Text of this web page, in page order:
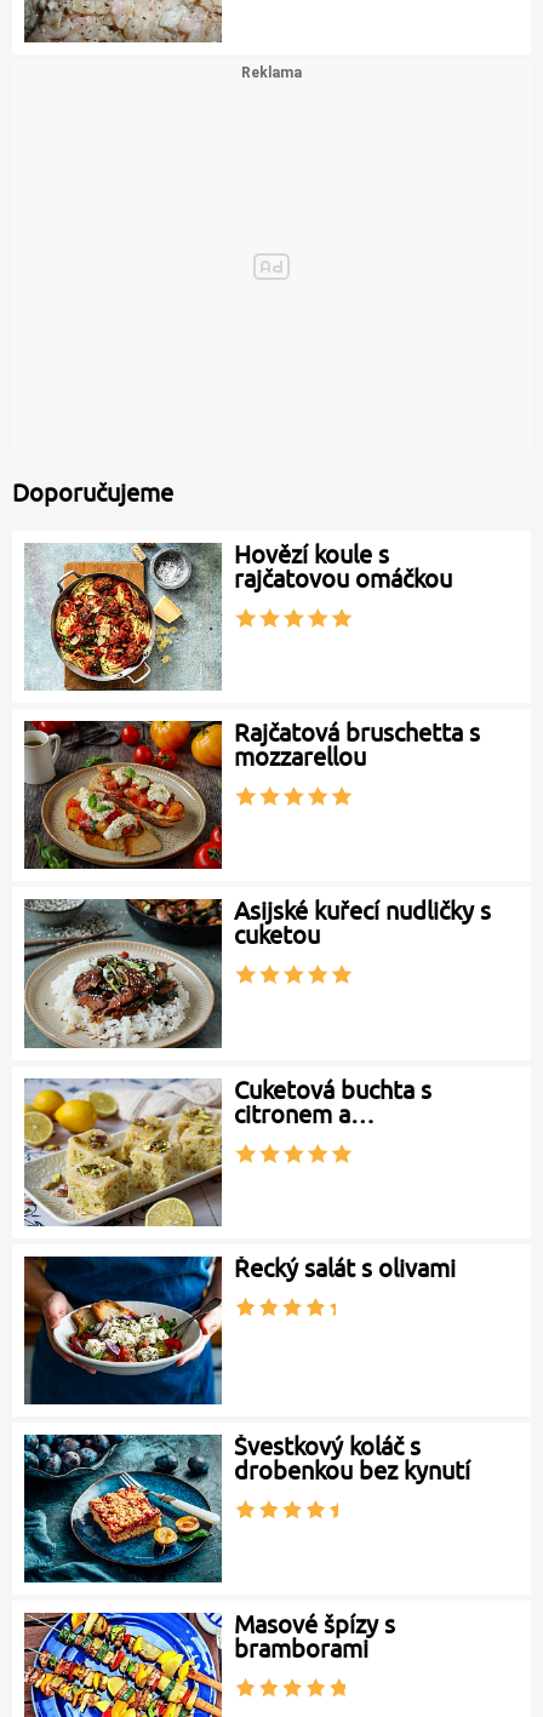
Doporučujeme
Hovězí koule s
rajčatovou omáčkou
Rajčatová bruschetta s
mozzarellou
Asijské kuřecí nudličky s
cuketou
Cuketová buchta s
citronem a…
Řecký salát s olivami
Švestkový koláč s
drobenkou bez kynutí
Masové špízy s
bramborami